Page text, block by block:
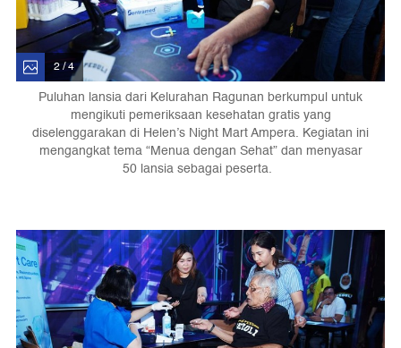
2 / 4
Puluhan lansia dari Kelurahan Ragunan berkumpul untuk
mengikuti pemeriksaan kesehatan gratis yang
diselenggarakan di Helen’s Night Mart Ampera. Kegiatan ini
mengangkat tema “Menua dengan Sehat” dan menyasar
50 lansia sebagai peserta.